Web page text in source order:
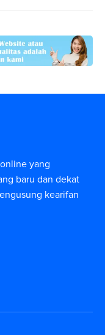
yang
baru dan dekat
kearifan